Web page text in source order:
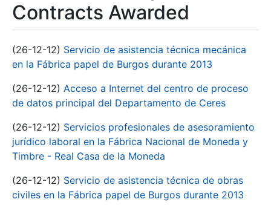
Contracts Awarded
(26-12-12) Servicio de asistencia técnica mecánica
en la Fábrica papel de Burgos durante 2013
(26-12-12) Acceso a Internet del centro de proceso
de datos principal del Departamento de Ceres
(26-12-12) Servicios profesionales de asesoramiento
jurídico laboral en la Fábrica Nacional de Moneda y
Timbre - Real Casa de la Moneda
(26-12-12) Servicio de asistencia técnica de obras
civiles en la Fábrica papel de Burgos durante 2013